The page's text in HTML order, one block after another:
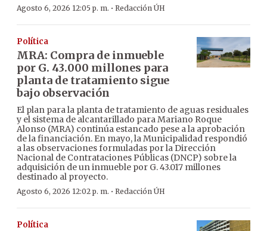
Agosto 6, 2026 12:05 p. m. · Redacción ÚH
Política
MRA: Compra de inmueble
por G. 43.000 millones para
planta de tratamiento sigue
bajo observación
El plan para la planta de tratamiento de aguas residuales
y el sistema de alcantarillado para Mariano Roque
Alonso (MRA) continúa estancado pese a la aprobación
de la financiación. En mayo, la Municipalidad respondió
a las observaciones formuladas por la Dirección
Nacional de Contrataciones Públicas (DNCP) sobre la
adquisición de un inmueble por G. 43.017 millones
destinado al proyecto.
Agosto 6, 2026 12:02 p. m. · Redacción ÚH
Política